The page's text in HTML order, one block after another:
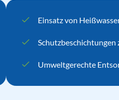
Einsatz von
Schutzbeschichtungen
Umweltgerechte